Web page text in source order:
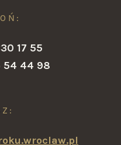
17 55
54 44 98